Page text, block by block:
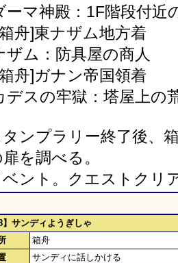
ーマ神殿：1F階段付近
舟]東ナザム地方着
ザム：防具屋の商人
舟]ガナン帝国領着
デスの牢獄：塔屋上の
タンプラリー終了後、
を調べる。
ベント。クエストクリ
サンディようぎしゃ
箱舟
サンディに話しかける